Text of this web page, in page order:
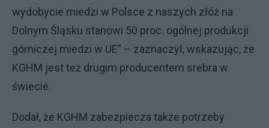
wydobycie miedzi w Polsce z naszych złóż na
Dolnym Śląsku stanowi 50 proc. ogólnej produkcji
górniczej miedzi w UE” – zaznaczył, wskazując, że
KGHM jest też drugim producentem srebra w
świecie.
Dodał, że KGHM zabezpiecza także potrzeby